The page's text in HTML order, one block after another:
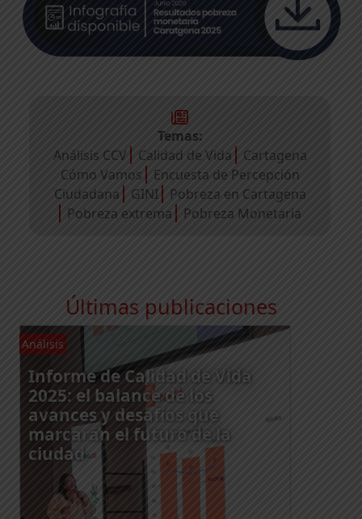
Temas:
Análisis CCV
Calidad de Vida
Cartagena
Cómo Vamos
Encuesta de Percepción
Ciudadana
GINI
Pobreza en Cartagena
Pobreza extrema
Pobreza Monetaria
Últimas publicaciones
Análisis
Informe de Calidad de Vida
2025: el balance de los
avances y desafíos que
marcarán el futuro de la
ciudad